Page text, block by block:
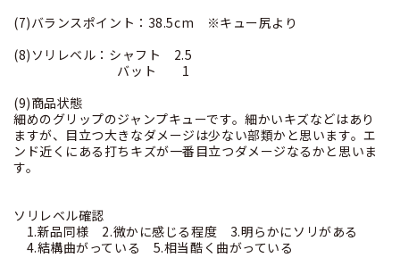
(7)バランスポイント：38.5cm ※キュー尻より
(8)ソリレベル：シャフト 2.5
バット 1
(9)商品状態
細めのグリップのジャンプキューです。細かいキズなどはあり
ますが、目立つ大きなダメージは少ない部類かと思います。エ
ンド近くにある打ちキズが一番目立つダメージなるかと思いま
す。
ソリレベル確認
1.新品同様 2.微かに感じる程度 3.明らかにソリがある
4.結構曲がっている 5.相当酷く曲がっている